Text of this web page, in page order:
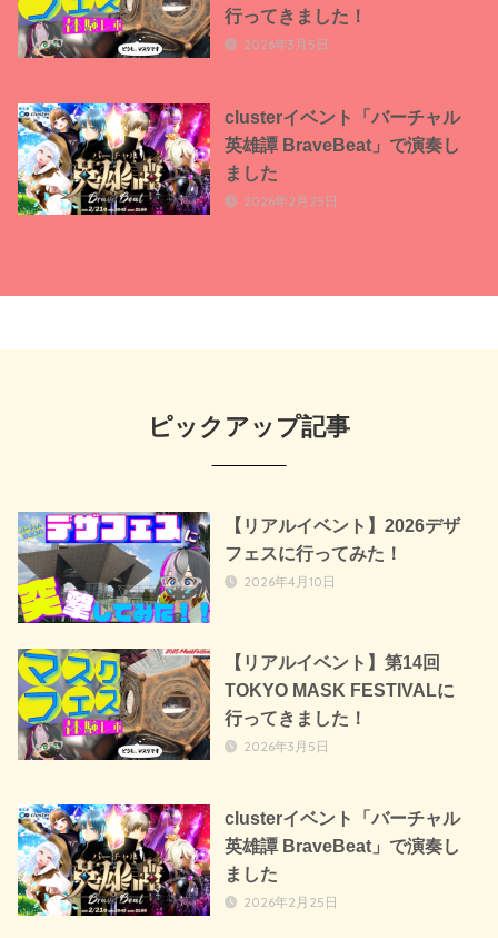
行ってきました！
2026年3月5日
clusterイベント「バーチャル
英雄譚 BraveBeat」で演奏し
ました
2026年2月25日
ピックアップ記事
【リアルイベント】2026デザ
フェスに行ってみた！
2026年4月10日
【リアルイベント】第14回
TOKYO MASK FESTIVALに
行ってきました！
2026年3月5日
clusterイベント「バーチャル
英雄譚 BraveBeat」で演奏し
ました
2026年2月25日